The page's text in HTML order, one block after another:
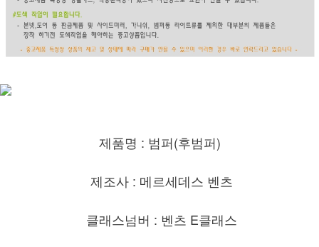
제품명 : 범퍼(후범퍼)
제조사 : 메르세데스 벤츠
클래스넘버 : 벤츠 E클래스